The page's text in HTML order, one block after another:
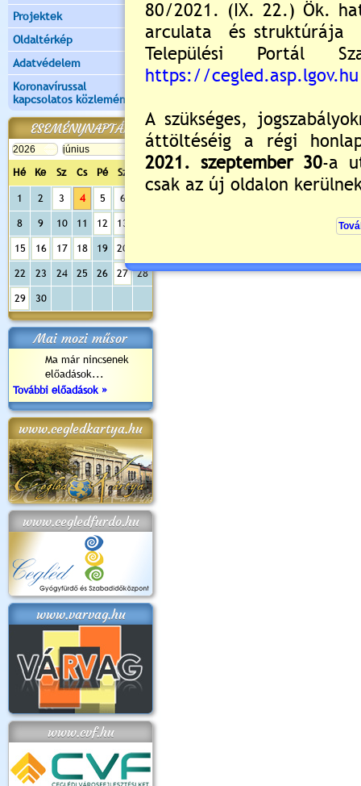
Projektek
Oldaltérkép
Adatvédelem
Koronavírussal
kapcsolatos közlemények
ESEMÉNYNAPTÁR
Hé Ke Sz Cs Pé Sz Va
1 2 3 4 5 6
8 9 10 11 12 13
15 16 17 18 19 20
22 23 24 25 26 27 28
29 30
Mai mozi műsor
Ma már nincsenek
előadások...
További előadások »
www.cegledkartya.hu
www.cegledfurdo.hu
www.varvag.hu
www.cvf.hu